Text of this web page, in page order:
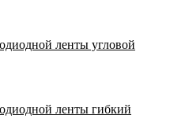
ленты угловой
ленты гибкий